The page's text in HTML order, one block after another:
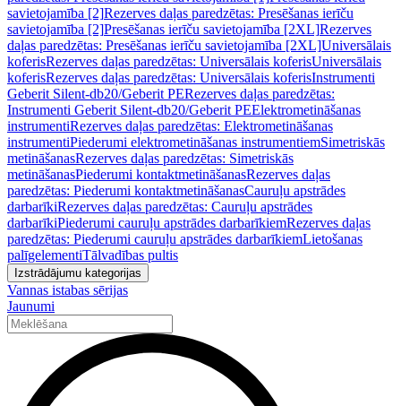
savietojamība [2]Rezerves daļas paredzētas: Presēšanas ierīču
savietojamība [2]Presēšanas ierīču savietojamība [2XL]Rezerves
daļas paredzētas: Presēšanas ierīču savietojamība [2XL]Universālais
koferisRezerves daļas paredzētas: Universālais koferisUniversālais
koferisRezerves daļas paredzētas: Universālais koferisInstrumenti
Geberit Silent-db20/Geberit PERezerves daļas paredzētas:
Instrumenti Geberit Silent-db20/Geberit PEElektrometināšanas
instrumentiRezerves daļas paredzētas: Elektrometināšanas
instrumentiPiederumi elektrometināšanas instrumentiemSimetriskās
metināšanasRezerves daļas paredzētas: Simetriskās
metināšanasPiederumi kontaktmetināšanasRezerves daļas
paredzētas: Piederumi kontaktmetināšanasCauruļu apstrādes
darbarīkiRezerves daļas paredzētas: Cauruļu apstrādes
darbarīkiPiederumi cauruļu apstrādes darbarīkiemRezerves daļas
paredzētas: Piederumi cauruļu apstrādes darbarīkiemLietošanas
palīgelementiTālvadības pultis
Izstrādājumu kategorijas
Vannas istabas sērijas
Jaunumi